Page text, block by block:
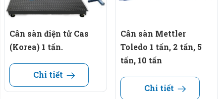
Cân sàn điện tử Cas
(Korea) 1 tấn.
Chi tiết
Cân sàn Mettler
Toledo 1 tấn, 2 tấn, 5
tấn, 10 tấn
Chi tiết